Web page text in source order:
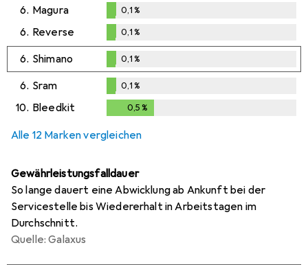
6. Magura
%
0,1%
6. Reverse
0,1%
0,1%
6. Shimano
0,1%
0,1%
6. Sram
%
0,1%
10. Bleedkit 0,5 %
Alle 12 Marken vergleichen
Gewährleistungsfalldauer
So lange dauert eine Abwicklung ab Ankunft bei der
Servicestelle bis Wiedererhalt in Arbeitstagen im
Durchschnitt.
Quelle: Galaxus